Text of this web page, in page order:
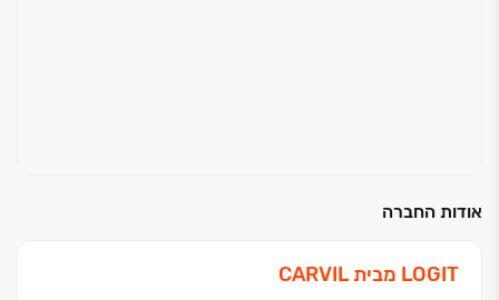
אודות החברה
LOGIT מבית CARVIL